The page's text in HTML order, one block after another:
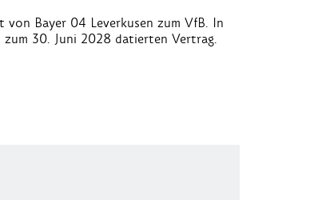
von Bayer 04 Leverkusen zum VfB. In
30. Juni 2028 datierten Vertrag.